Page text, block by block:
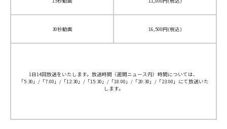
30秒動画 16,500円(税込)
1日14回放送をいたします。放送時間（週間ニュース内）時間については、
「5:30」/「7:00」/「12:30」/「15:30」/「18:00」/「20:30」/「23:00」にて放送いた
します。